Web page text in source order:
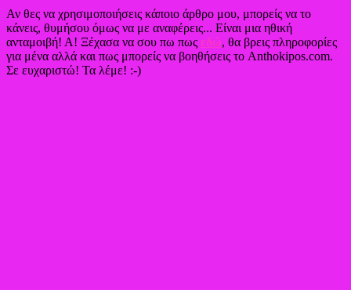
Αν θες να χρησιμοποιήσεις κάποιο άρθρο μου, μπορείς να το
κάνεις, θυμήσου όμως να με αναφέρεις... Είναι μια ηθική
ανταμοιβή! Α! Ξέχασα να σου πω πως εδώ, θα βρεις πληροφορίες
για μένα αλλά και πως μπορείς να βοηθήσεις το Anthokipos.com.
Σε ευχαριστώ! Τα λέμε! :-)